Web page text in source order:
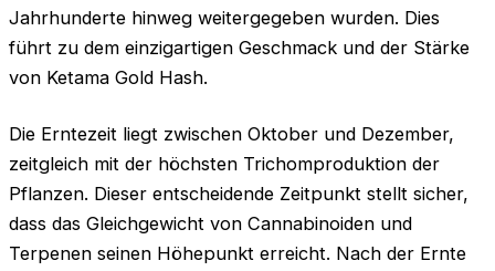
Jahrhunderte hinweg weitergegeben wurden. Dies
führt zu dem einzigartigen Geschmack und der Stärke
von Ketama Gold Hash.
Die Erntezeit liegt zwischen Oktober und Dezember,
zeitgleich mit der höchsten Trichomproduktion der
Pflanzen. Dieser entscheidende Zeitpunkt stellt sicher,
dass das Gleichgewicht von Cannabinoiden und
Terpenen seinen Höhepunkt erreicht. Nach der Ernte